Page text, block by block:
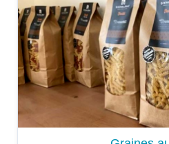
Dégustation